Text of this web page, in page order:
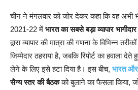
चीन ने मंगलवार को जोर देकर कहा कि वह
2021-22 में भारत का सबसे बड़ा व्यापार भागीदार
द्वारा व्यापार की मात्रा की गणना के विभिन्न
जिम्मेदार ठहराया है, जबकि रिपोर्ट का हवाला देते
लेने के लिए इसे हटा दिया है। इस बीच, भारत
सैन्य स्तर की बैठकको बुलाने का फैसला किया,